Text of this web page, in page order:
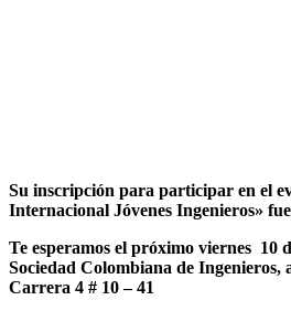
Su inscripción para participar en el
Internacional Jóvenes Ingenieros»
Te esperamos el próximo viernes 10
Sociedad Colombiana de Ingenieros,
Carrera 4 # 10 – 41